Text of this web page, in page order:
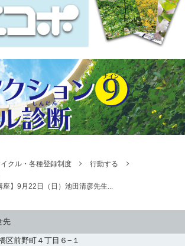
クル・各種登録制度
行動する
座】9月22日（日）池田清彦先生...
先
区前野町４丁目６−１